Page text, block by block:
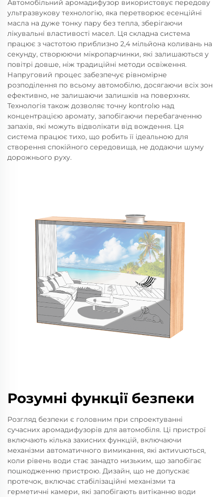
Автомобільний аромадифузор використовує передову
ультразвукову технологію, яка перетворює есенційні
масла на дуже тонку пару без тепла, зберігаючи
лікувальні властивості масел. Ця складна система
працює з частотою приблизно 2,4 мільйона коливань на
секунду, створюючи мікропарчинки, які залишаються у
повітрі довше, ніж традиційні методи освіження.
Напруговий процес забезпечує рівномірне
розподілення по всьому автомобілю, досягаючи всіх зон
ефективно, не залишаючи залишків на поверхнях.
Технологія також дозволяє точну kontrolю над
концентрацією аромату, запобігаючи перебагаченню
запахів, які можуть відволікати від вождення. Ця
система працює тихо, що робить її ідеальною для
створення спокійного середовища, не додаючи шуму
дорожнього руху.
Розумні функції безпеки
Розгляд безпеки є головним при спроектуванні
сучасних аромадифузорів для автомобіля. Ці пристрої
включають кілька захисних функцій, включаючи
механізми автоматичного вимикання, які актиvuються,
коли рівень води стає занадто низьким, що запобігає
пошкодженню пристрою. Дизайн, що не допускає
протечок, включає стабілізаційні механізми та
герметичні камери, які запобігають витіканню води